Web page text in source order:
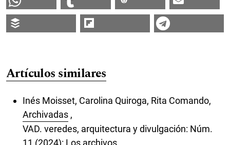
Artículos similares
Inés Moisset, Carolina Quiroga, Rita Comando,
Archivadas ,
VAD. veredes, arquitectura y divulgación: Núm.
11 (2024): Los archivos